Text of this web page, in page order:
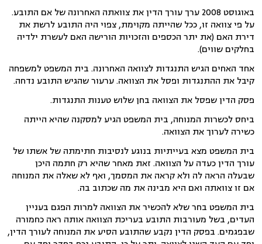
באוגוסט 2008 ערך עורך הדין את צוואתה האחרונה של אם התובע.
על פי צוואה זו, ככל שהייתה מקוימת, צפוי היה התובע לרשת את
דירת האם (את יתר הכספים והזכויות הורישה האם לעשרת ילדיה
בחלקים שווים).
אחד האחים הגיש התנגדות לצוואה האחרונה. בית המשפט למשפחה
קיבל את ההתנגדות ופסל את הצוואה. ערעור שהגיש התובע נדחה.
פסק הדין שפסל את הצוואה בחן שלוש טענות התנגדות.
ביחס לכשרות המנוחה, בית המשפט הגיע למסקנה שהיא הייתה
כשירה לערוך את הצוואה.
בית המשפט מצא בעייתיות בנוגע לנסיבות חתימתה של אשתו של
עורך הדין כעדה על הצוואה. זאת מאחר שהיא רק חתמה היכן
שבעלה הראה לה ולא קראה את המסמך, ואף לא שאלה את המנוחה
אם זו צוואתה ואם היא מבינה את מה שכתוב בה.
בית המשפט בחר שלא להכשיר את הצוואה למרות הפגם בעניין
העדים, בשל מעורבות התובע בעריכת הצוואה אותה ראה כחמורה
שבפגמים. בפסק הדין נקבע שהתובע הסיע את המנוחה לעורך הדין,